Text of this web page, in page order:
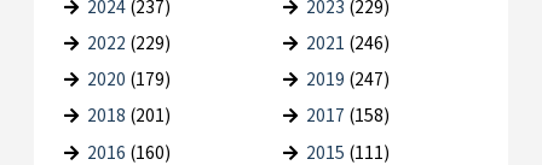
2024 (237) 2023 (229)
2022 (229) 2021 (246)
2020 (179) 2019 (247)
2018 (201) 2017 (158)
2016 (160) 2015 (111)